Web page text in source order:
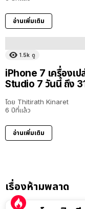
อ่านเพิ่มเติม
1.5k ดู
iPhone 7 เครื่องเ
Studio 7 วันนี้ ถึง
โดย Thitirath Kinaret
6 ปีที่แล้ว
อ่านเพิ่มเติม
เรื่องห้ามพลาด